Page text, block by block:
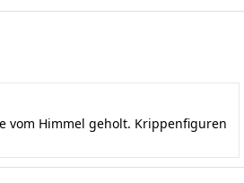
vom Himmel geholt. Krippenfiguren